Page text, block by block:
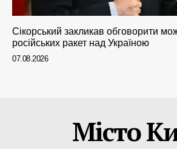
Сікорський закликав обговорити
російських ракет над Україною
07.08.2026
Місто